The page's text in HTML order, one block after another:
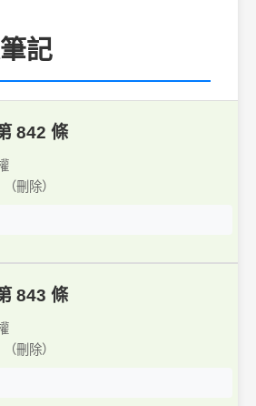
記
842 條
刪除）
843 條
刪除）